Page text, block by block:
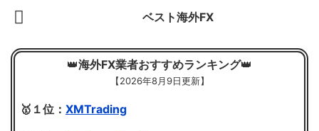
ベスト海外FX
👑海外FX業者おすすめランキング👑
【2026年8月9日更新】
🥇１位： XMTrading